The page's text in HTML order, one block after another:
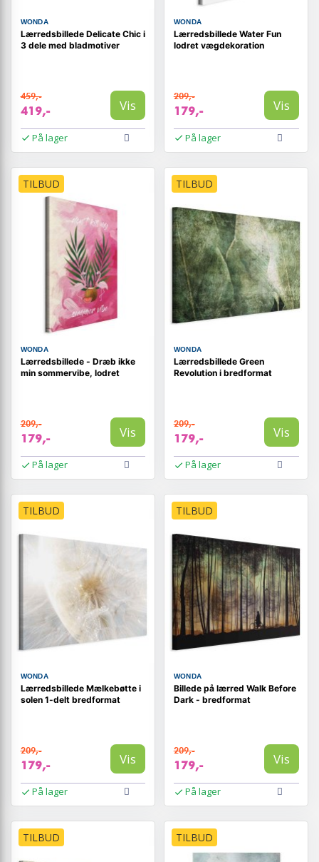
WONDA
Lærredsbillede Delicate Chic i
3 dele med bladmotiver
459,-
419,- Vis
På lager
WONDA
Lærredsbillede Water Fun
lodret vægdekoration
209,-
179,- Vis
På lager
TILBUD
WONDA
Lærredsbillede - Dræb ikke
min sommervibe, lodret
209,-
179,- Vis
På lager
TILBUD
WONDA
Lærredsbillede Green
Revolution i bredformat
209,-
179,- Vis
På lager
TILBUD
WONDA
Lærredsbillede Mælkebøtte i
solen 1-delt bredformat
209,-
179,- Vis
På lager
TILBUD
WONDA
Billede på lærred Walk Before
Dark - bredformat
209,-
179,- Vis
På lager
TILBUD TILBUD